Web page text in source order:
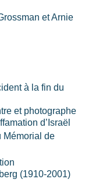
et Arnie
à la fin du
et photographe
d’Israël
Mémorial de
(1910-2001)